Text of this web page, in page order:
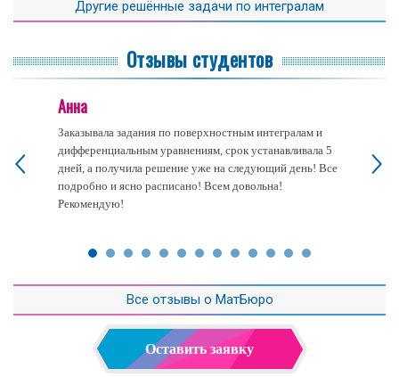
Другие решённые задачи по интегралам
Отзывы студентов
Заказывала задания по поверхностным интегралам и
дифференциальным уравнениям, срок устанавливала 5
дней, а получила решение уже на следующий день! Все
подробно и ясно расписано! Всем довольна!
Рекомендую!
Анна
Все отзывы о МатБюро
Оставить заявку